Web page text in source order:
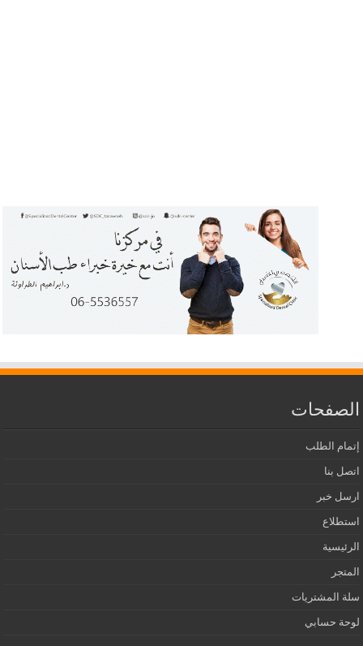
الصفحات
إتمام الطلب
اتصل بنا
ارسل خبر
استطلاع
الرئيسية
المتجر
سلة المشتريات
لوحة حسابي